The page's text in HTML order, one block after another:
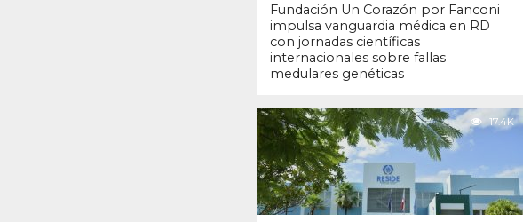
Fundación Un Corazón por Fanconi
impulsa vanguardia médica en RD
con jornadas científicas
internacionales sobre fallas
medulares genéticas
17.4K